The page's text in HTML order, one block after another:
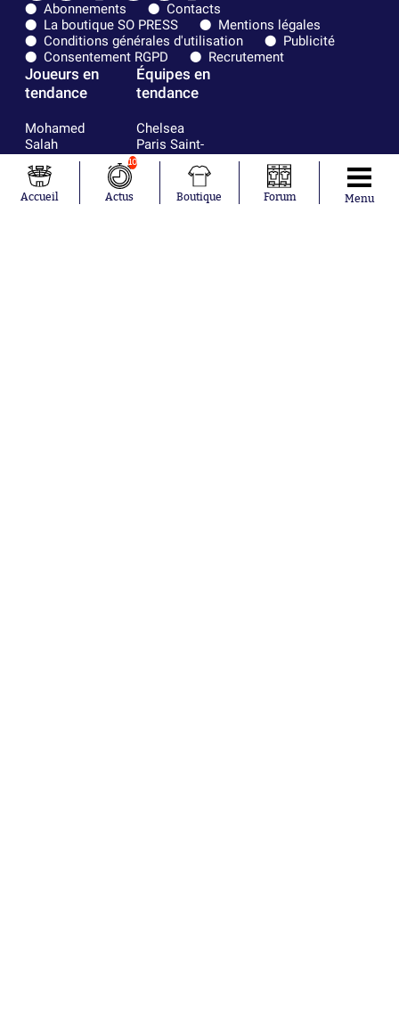
Abonnements
Contacts
La boutique SO PRESS
Mentions légales
Conditions générales d'utilisation
Publicité
Consentement RGPD
Recrutement
Joueurs en
tendance
Mohamed
Salah
Mudryk
Neymar
Khalis Merah
Équipes en
tendance
Chelsea
Paris Saint-
Germain
Bordeaux
Olympique
lyonnais
Accueil
10
Actus Boutique Forum Menu